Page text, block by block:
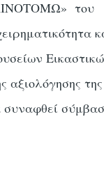
του
αξιολόγησης της
συναφθεί